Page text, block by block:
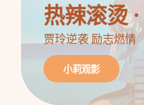
热辣滚烫
贾玲逆袭 励志燃情
小莉观影